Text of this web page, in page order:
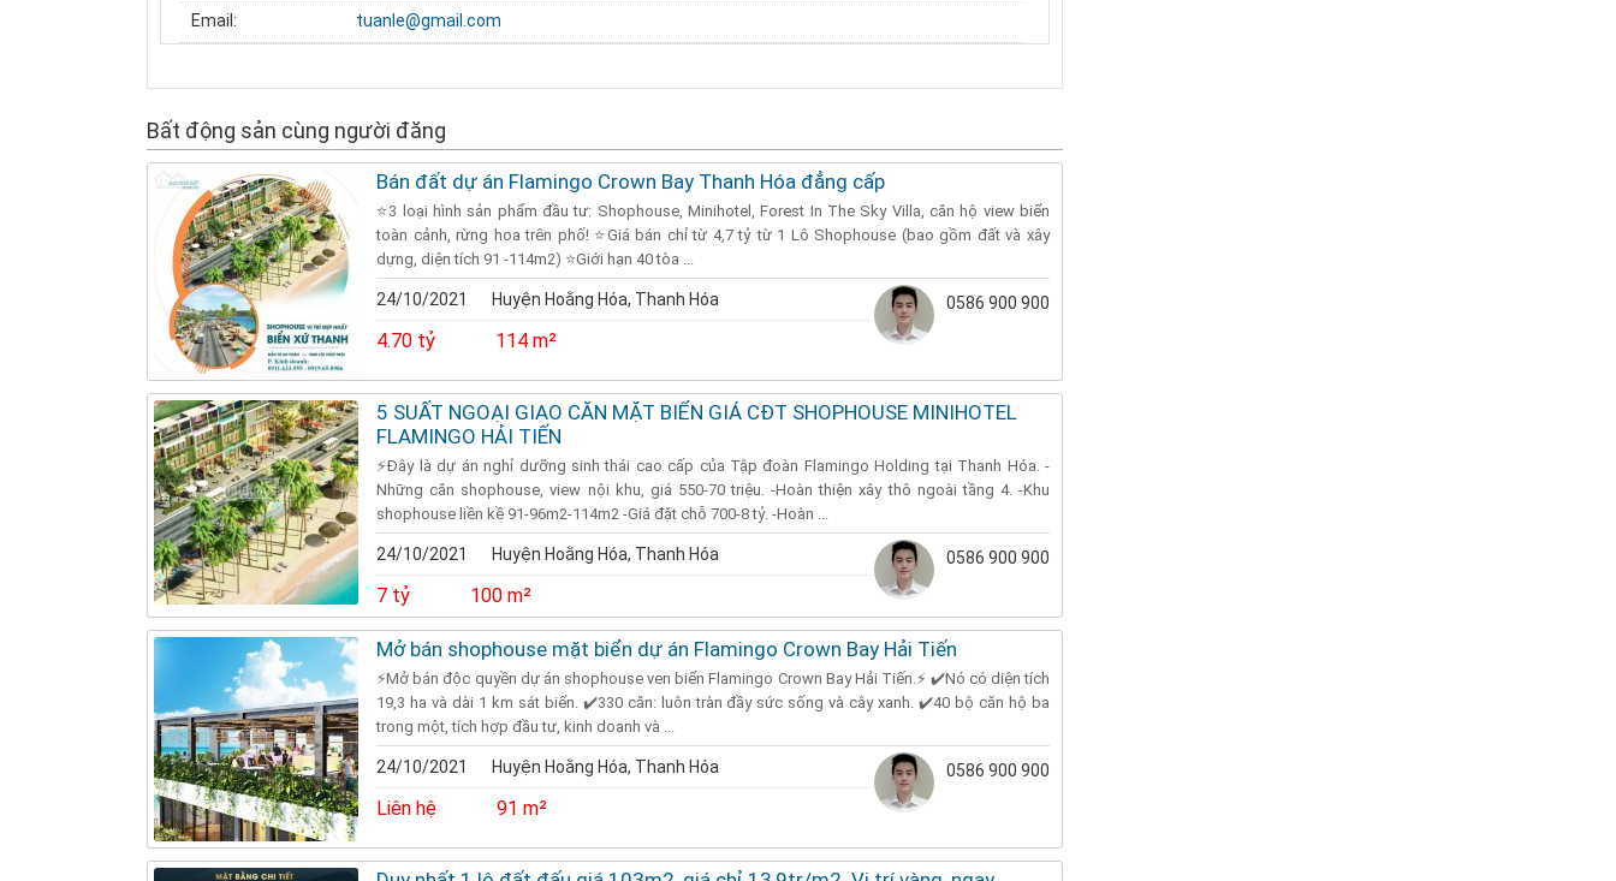
Email: tuanle@gmail.com
Bất động sản cùng người đăng
Bán đất dự án Flamingo Crown Bay Thanh Hóa đẳng cấp
⭐️3 loại hình sản phẩm đầu tư: Shophouse, Minihotel, Forest In The Sky Villa, căn hộ view biển
toàn cảnh, rừng hoa trên phố! ⭐️Giá bán chỉ từ 4,7 tỷ từ 1 Lô Shophouse (bao gồm đất và xây
dựng, diện tích 91 -114m2) ⭐️Giới hạn 40 tòa ...
24/10/2021 Huyện Hoằng Hóa, Thanh Hóa
4.70 tỷ 114 m²
0586 900 900
5 SUẤT NGOẠI GIAO CĂN MẶT BIỂN GIÁ CĐT SHOPHOUSE MINIHOTEL
FLAMINGO HẢI TIẾN
⚡Đây là dự án nghỉ dưỡng sinh thái cao cấp của Tập đoàn Flamingo Holding tại Thanh Hóa. -
Những căn shophouse, view nội khu, giá 550-70 triệu. -Hoàn thiện xây thô ngoài tầng 4. -Khu
shophouse liền kề 91-96m2-114m2 -Giá đặt chỗ 700-8 tỷ. -Hoàn ...
24/10/2021 Huyện Hoằng Hóa, Thanh Hóa
7 tỷ 100 m²
0586 900 900
Mở bán shophouse mặt biển dự án Flamingo Crown Bay Hải Tiến
⚡Mở bán độc quyền dự án shophouse ven biển Flamingo Crown Bay Hải Tiến.⚡ ✔️Nó có diện tích
19,3 ha và dài 1 km sát biển. ✔️330 căn: luôn tràn đầy sức sống và cây xanh. ✔️40 bộ căn hộ ba
trong một, tích hợp đầu tư, kinh doanh và ...
24/10/2021 Huyện Hoằng Hóa, Thanh Hóa
Liên hệ 91 m²
0586 900 900